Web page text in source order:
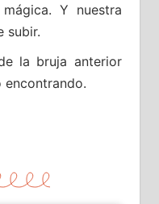
Y nuestra
subir.
la bruja anterior
encontrando.